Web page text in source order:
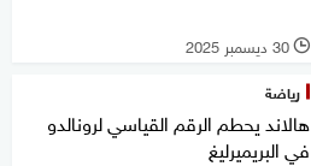
l 30 ديسمبر 2025
رياضة
هالاند يحطم الرقم القياسي لرونالدو
في البريميرليغ